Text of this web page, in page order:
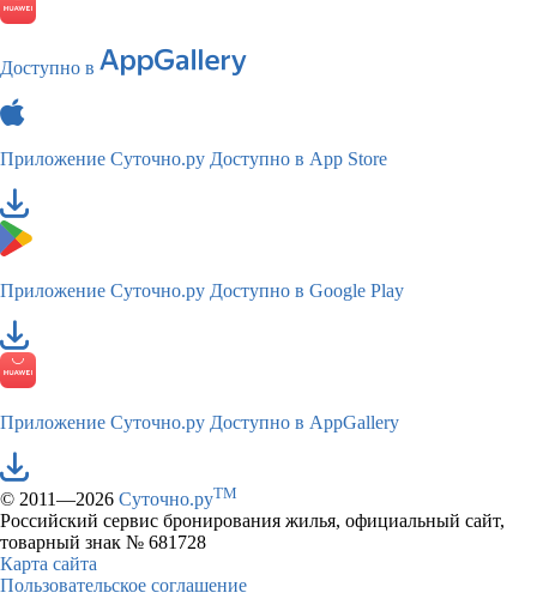
Доступно в
Приложение Суточно.ру Доступно в App Store
Приложение Суточно.ру Доступно в Google Play
Приложение Суточно.ру Доступно в AppGallery
© 2011—2026 Суточно.руTM
Российский сервис бронирования жилья, официальный сайт,
товарный знак № 681728
Карта сайта
Пользовательское соглашение